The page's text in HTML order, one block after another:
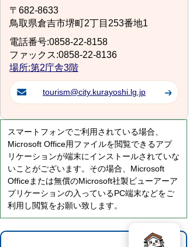
〒682-8633
鳥取県倉吉市堺町2丁目253番地1
電話番号:0858-22-8158
ファックス:0858-22-8136
場所:第2庁舎3階
tourism@city.kurayoshi.lg.jp
スマートフォンでご利用されている場合、
Microsoft Office用ファイルを閲覧できるアプ
リケーションが端末にインストールされていな
いことがございます。その場合、Microsoft
Officeまたは無償のMicrosoft社製ビューアーア
プリケーションの入っているPC端末などをご
利用し閲覧をお願い致します。